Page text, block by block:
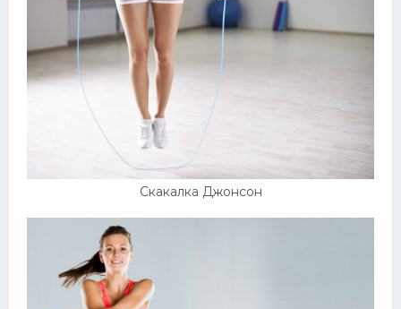
Скакалка Джонсон